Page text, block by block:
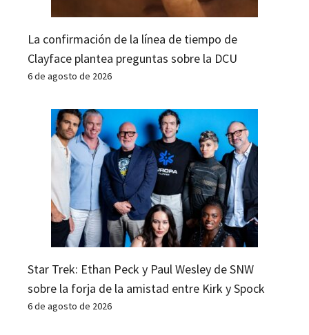
La confirmación de la línea de tiempo de
Clayface plantea preguntas sobre la DCU
6 de agosto de 2026
Star Trek: Ethan Peck y Paul Wesley de SNW
sobre la forja de la amistad entre Kirk y Spock
6 de agosto de 2026